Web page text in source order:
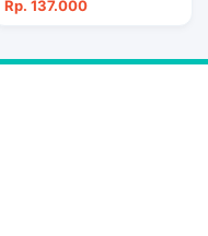
Rp. 137.000